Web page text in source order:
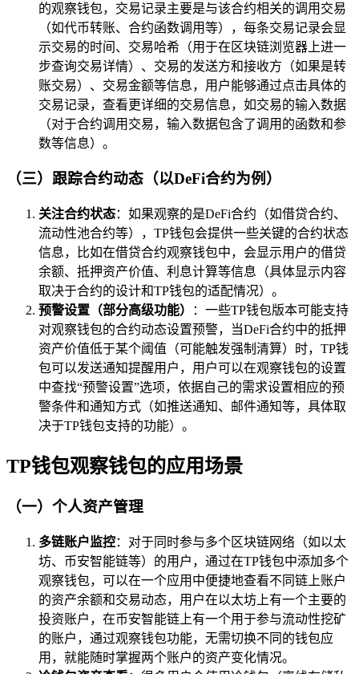
的观察钱包，交易记录主要是与该合约相关的调用交易
（如代币转账、合约函数调用等），每条交易记录会显
示交易的时间、交易哈希（用于在区块链浏览器上进一
步查询交易详情）、交易的发送方和接收方（如果是转
账交易）、交易金额等信息，用户能够通过点击具体的
交易记录，查看更详细的交易信息，如交易的输入数据
（对于合约调用交易，输入数据包含了调用的函数和参
数等信息）。
（三）跟踪合约动态（以DeFi合约为例）
关注合约状态：如果观察的是DeFi合约（如借贷合约、
流动性池合约等），TP钱包会提供一些关键的合约状态
信息，比如在借贷合约观察钱包中，会显示用户的借贷
余额、抵押资产价值、利息计算等信息（具体显示内容
取决于合约的设计和TP钱包的适配情况）。
预警设置（部分高级功能）
：一些TP钱包版本可能支持
对观察钱包的合约动态设置预警，当DeFi合约中的抵押
资产价值低于某个阈值（可能触发强制清算）时，TP钱
包可以发送通知提醒用户，用户可以在观察钱包的设置
中查找“预警设置”选项，依据自己的需求设置相应的预
警条件和通知方式（如推送通知、邮件通知等，具体取
决于TP钱包支持的功能）。
TP钱包观察钱包的应用场景
（一）个人资产管理
多链账户监控：对于同时参与多个区块链网络（如以太
坊、币安智能链等）的用户，通过在TP钱包中添加多个
观察钱包，可以在一个应用中便捷地查看不同链上账户
的资产余额和交易动态，用户在以太坊上有一个主要的
投资账户，在币安智能链上有一个用于参与流动性挖矿
的账户，通过观察钱包功能，无需切换不同的钱包应
用，就能随时掌握两个账户的资产变化情况。